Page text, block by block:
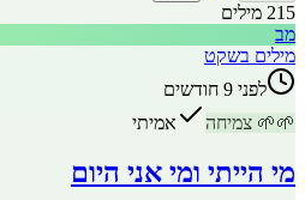
215 מילים
מב
מילים בשקט
לפני 9 חודשים
🌱
🌱 צמיחה אמיתי
מי הייתי ומי אני היום